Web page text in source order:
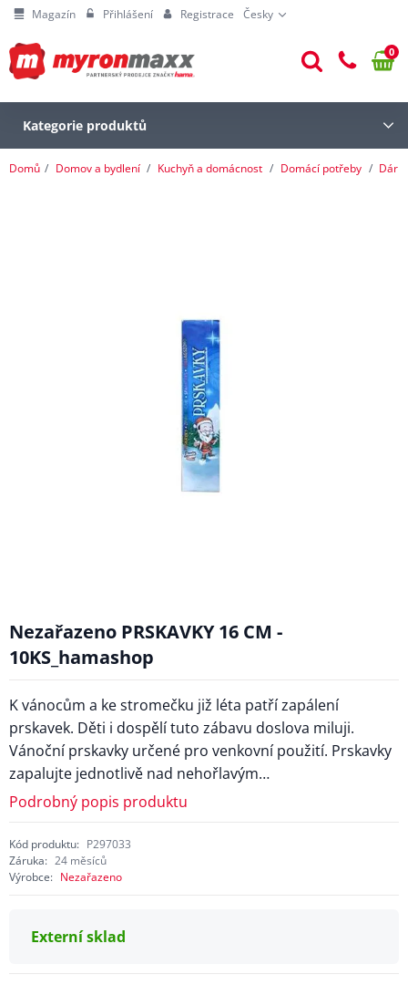
Magazín Přihlášení Registrace Česky
0
Kategorie produktů
Domů Domov a bydlení Kuchyň a domácnost Domácí potřeby
Nezařazeno PRSKAVKY 16 CM -
10KS_hamashop
K vánocům a ke stromečku již léta patří zapálení
prskavek. Děti i dospělí tuto zábavu doslova miluji.
Vánoční prskavky určené pro venkovní použití. Prskavky
zapalujte jednotlivě nad nehořlavým…
Podrobný popis produktu
Kód produktu: P297033
Záruka: 24 měsíců
Výrobce: Nezařazeno
Externí sklad